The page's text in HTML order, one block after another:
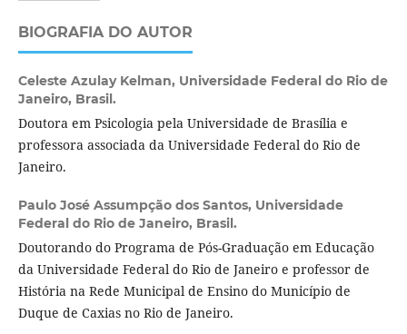
BIOGRAFIA DO AUTOR
Celeste Azulay Kelman, Universidade Federal do Rio de
Janeiro, Brasil.
Doutora em Psicologia pela Universidade de Brasília e
professora associada da Universidade Federal do Rio de
Janeiro.
Paulo José Assumpção dos Santos, Universidade
Federal do Rio de Janeiro, Brasil.
Doutorando do Programa de Pós-Graduação em Educação
da Universidade Federal do Rio de Janeiro e professor de
História na Rede Municipal de Ensino do Município de
Duque de Caxias no Rio de Janeiro.